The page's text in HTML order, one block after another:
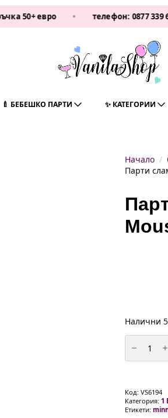
евро • телефон:0877 339 609/
🍼 БЕБЕШКО ПАРТИ ✨ КАТЕГОРИИ
Начало
Парти
Налични 5
за
Парти
сламки
(Minnie
Mouse)
-
10
Код: VS6194
Категория: 1
Етикети: